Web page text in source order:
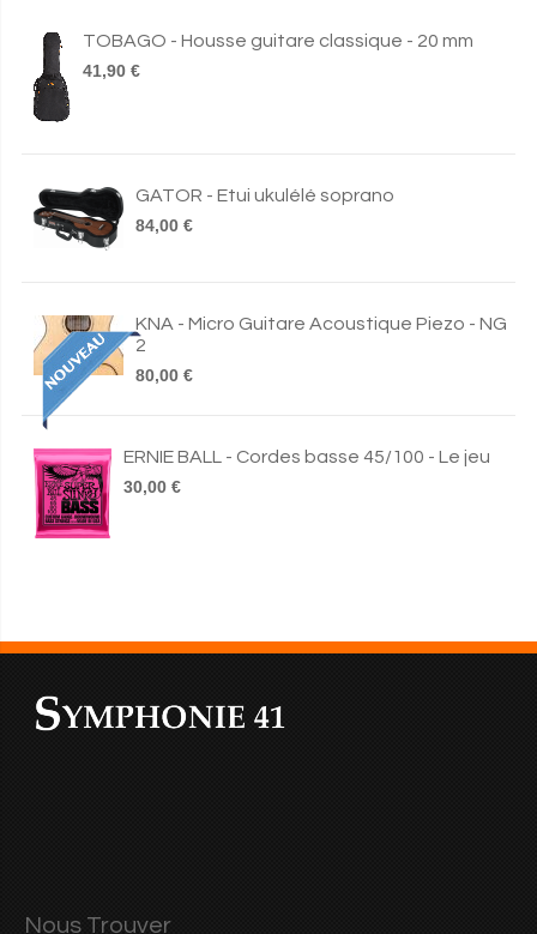
TOBAGO - Housse guitare classique - 20 mm
41,90 €
GATOR - Etui ukulélé soprano
84,00 €
KNA - Micro Guitare Acoustique Piezo - NG
2
80,00 €
ERNIE BALL - Cordes basse 45/100 - Le jeu
30,00 €
Nous Trouver